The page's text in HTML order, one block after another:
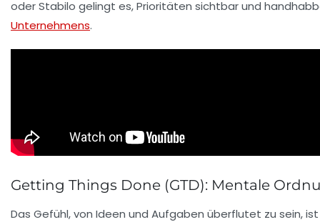
oderStabilo gelingt es, Prioritäten sichtbar und
Unternehmens.
Getting Things Done (GTD): Mentale
Das Gefühl, von Ideen und Aufgaben überflutet zu sein,